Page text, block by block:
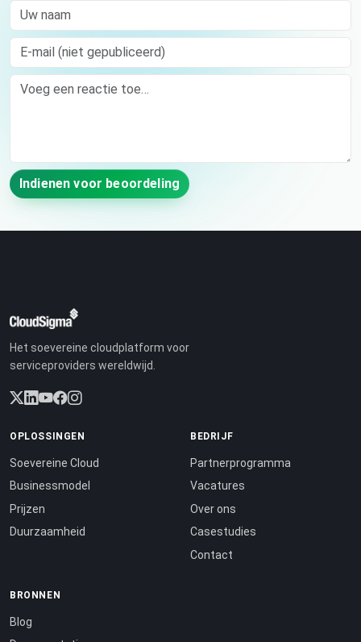
Uw naam
E-mail (niet gepubliceerd)
Comment
Indienen voor beoordeling
Het soevereine cloudplatform voor
serviceproviders wereldwijd.
OPLOSSINGEN
Soevereine Cloud
Businessmodel
Prijzen
Duurzaamheid
BEDRIJF
Partnerprogramma
Vacatures
Over ons
Casestudies
Contact
BRONNEN
Blog